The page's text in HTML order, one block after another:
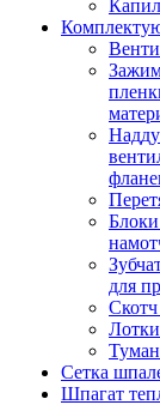
для
Сетка
Шпагат